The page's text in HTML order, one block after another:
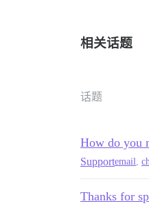
相关话题
话题
How do you
Supportemail,
Thanks for